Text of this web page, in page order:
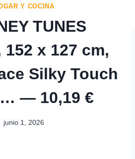
Y COCINA
TUNES
x 127 cm,
Silky Touch
— 10,19 €
junio 1, 2026